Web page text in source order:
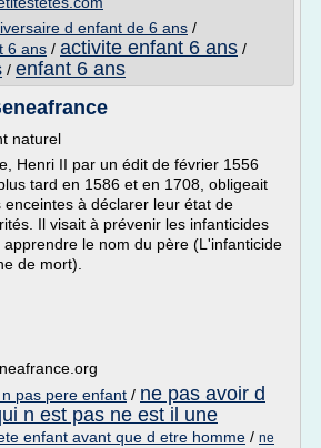
d enfant de 6 ans /
6 ans / activite enfant 6 ans /
/ enfant 6 ans
naturel
Henri II par un édit de février 1556
tard en 1586 et en 1708, obligeait
enceintes à déclarer leur état de
Il visait à prévenir les infanticides
le nom du père (L'infanticide
de mort).
pas pere enfant / ne pas avoir d
n est pas ne est il une
enfant avant que d etre homme / ne